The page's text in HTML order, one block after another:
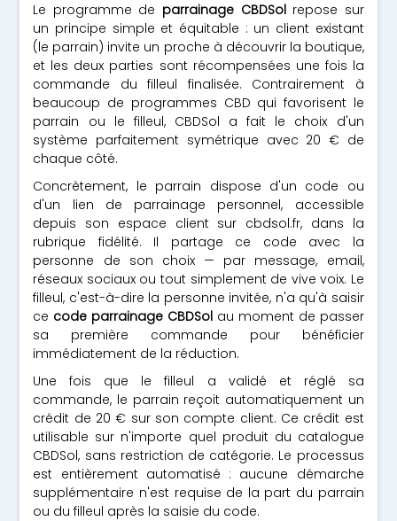
Le programme de parrainage CBDSolrepose sur
un principe simple et équitable : un client existant
(le parrain) invite un proche à découvrir la boutique,
et les deux parties sont récompensées une fois la
commande du filleul finalisée. Contrairement à
beaucoup de programmes CBD qui favorisent le
parrain ou le filleul, CBDSol a fait le choix d'un
système parfaitement symétrique avec 20 € de
chaque côté.
Concrètement, le parrain dispose d'un code ou
d'un lien de parrainage personnel, accessible
depuis son espace client sur cbdsol.fr, dans la
rubrique fidélité. Il partage ce code avec la
personne de son choix — par message, email,
réseaux sociaux ou tout simplement de vive voix. Le
filleul, c'est-à-dire la personne invitée, n'a qu'à saisir
ce code parrainage CBDSol au moment de passer
sa première commande pour bénéficier
immédiatement de la réduction.
Une fois que le filleul a validé et réglé sa
commande, le parrain reçoit automatiquement un
crédit de 20 € sur son compte client. Ce crédit est
utilisable sur n'importe quel produit du catalogue
CBDSol, sans restriction de catégorie. Le processus
est entièrement automatisé : aucune démarche
supplémentaire n'est requise de la part du parrain
ou du filleul après la saisie du code.